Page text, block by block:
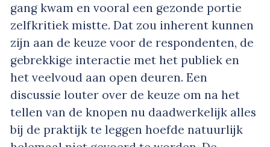
gang kwam en vooral een gezonde portie
zelfkritiek mistte. Dat zou inherent kunnen
zijn aan de keuze voor de respondenten, de
gebrekkige interactie met het publiek en
het veelvoud aan open deuren. Een
discussie louter over de keuze om na het
tellen van de knopen nu daadwerkelijk alles
bij de praktijk te leggen hoefde natuurlijk